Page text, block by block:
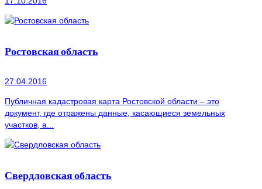
Ростовская область
27.04.2016
Публичная кадастровая карта Ростовской области – это
документ, где отражены данные, касающиеся земельных
участков, а...
Свердловская область